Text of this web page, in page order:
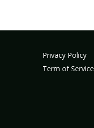
Privacy Policy
Term of Service